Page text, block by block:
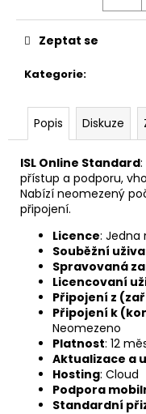
Kategorie:
Zeptat se
Popis Diskuze
ISL Online Standard
přístup a podporu,
Nabízí neomezený
připojení.
Licence: Jedna
Souběžní
Spravovaná
Licencovaní
Připojení z
Připojení k
Neomezeno
Platnost: 12
Aktualizace a
Hosting: Cloud
Podpora
Standardní
č
u
e
ANYDESK
STANDARD
ROK